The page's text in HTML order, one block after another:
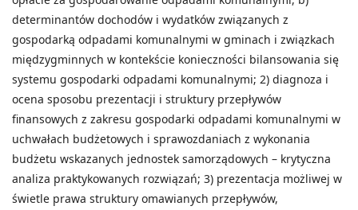
determinantów dochodów i wydatków związanych z
gospodarką odpadami komunalnymi w gminach i związkach
międzygminnych w kontekście konieczności bilansowania się
systemu gospodarki odpadami komunalnymi; 2) diagnoza i
ocena sposobu prezentacji i struktury przepływów
finansowych z zakresu gospodarki odpadami komunalnymi w
uchwałach budżetowych i sprawozdaniach z wykonania
budżetu wskazanych jednostek samorządowych – krytyczna
analiza praktykowanych rozwiązań; 3) prezentacja możliwej w
świetle prawa struktury omawianych przepływów,